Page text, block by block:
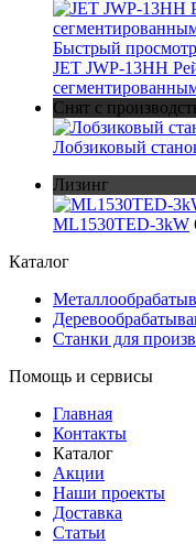
Быстрый просмотр
JET JWP-13HH
Снят с
Лобзиковый
Лизинг
МL1530TED-3kW
Каталог
Станки для
Помощь и сервисы
Главная
Контакты
Каталог
Акции
Наши проекты
Доставка
Статьи